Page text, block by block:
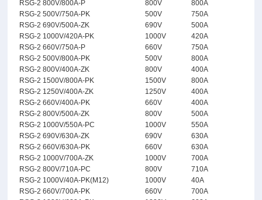
RSG-2 800V/800A-P
800V
800A
RSG-2 500V/750A-PK
500V
750A
RSG-2 690V/500A-ZK
690V
500A
RSG-2 1000V/420A-PK
1000V
420A
RSG-2 660V/750A-P
660V
750A
RSG-2 500V/800A-PK
500V
800A
RSG-2 800V/400A-ZK
800V
400A
RSG-2 1500V/800A-PK
1500V
800A
RSG-2 1250V/400A-ZK
1250V
400A
RSG-2 660V/400A-PK
660V
400A
RSG-2 800V/500A-ZK
800V
500A
RSG-2 1000V/550A-PC
1000V
550A
RSG-2 690V/630A-ZK
690V
630A
RSG-2 660V/630A-PK
660V
630A
RSG-2 1000V/700A-ZK
1000V
700A
RSG-2 800V/710A-PC
800V
710A
RSG-2 1000V/40A-PK(M12)
1000V
40A
RSG-2 660V/700A-PK
660V
700A